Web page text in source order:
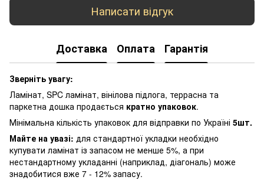
Написати відгук
Доставка Оплата Гарантія
Зверніть увагу:
Ламінат, SPC ламінат, вінілова підлога, террасна та
паркетна дошка продається кратно упаковок.
Мінімальна кількість упаковок для відправки по Україні 5шт.
Майте на увазі: для стандартної укладки необхідно
купувати ламінат із запасом не менше 5%, а при
нестандартному укладанні (наприклад, діагональ) може
знадобитися вже 7 - 12% запасу.